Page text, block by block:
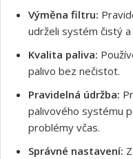
Výměna filtru:
udrželi systém čistý
Kvalita paliva:
palivo bez nečistot.
Pravidelná údržba:
palivového systému
problémy včas.
Správné nastavení: